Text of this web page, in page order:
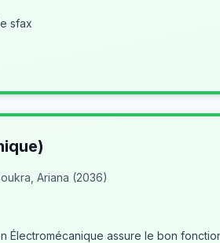
sfax
Ariana (2036)
Électromécanique assure le bon